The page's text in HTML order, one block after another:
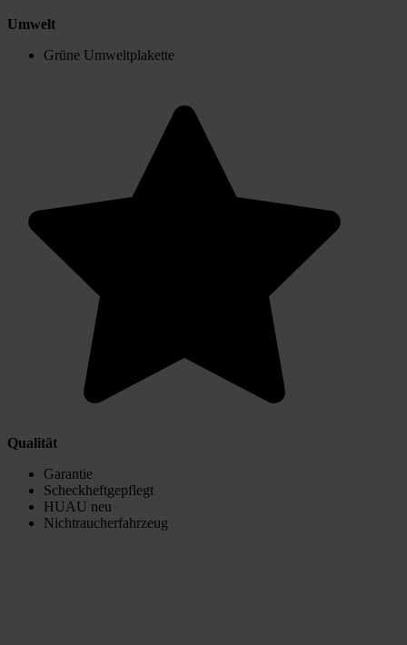
Umwelt
Grüne Umweltplakette
Qualität
Garantie
Scheckheftgepflegt
HUAU neu
Nichtraucherfahrzeug